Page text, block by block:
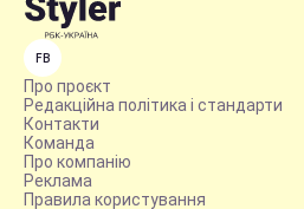
FB
Про проєкт
Редакційна політика і стандарти
Контакти
Команда
Про компанію
Реклама
Правила користування